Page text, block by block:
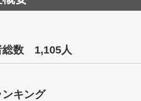
総数 1,105人
キング